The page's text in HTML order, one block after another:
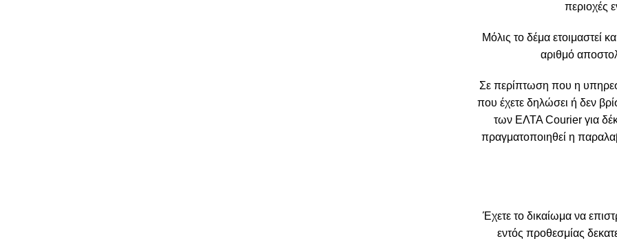
περιοχές
Μόλις το δέμα ετοιμαστεί
αριθμό
Σε περίπτωση που η
που έχετε δηλώσει ή δεν
των ΕΛΤΑ Courier για
πραγματοποιηθεί η
Έχετε το δικαίωμα να
εντός προθεσμίας